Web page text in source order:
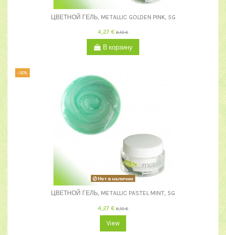
ЦВЕТНОЙ ГЕЛЬ, METALLIC GOLDEN PINK, 5G
4,27 € 6,10 €
В корзину
-30%
Нет в наличии
ЦВЕТНОЙ ГЕЛЬ, METALLIC PASTEL MINT, 5G
4,27 € 6,10 €
View